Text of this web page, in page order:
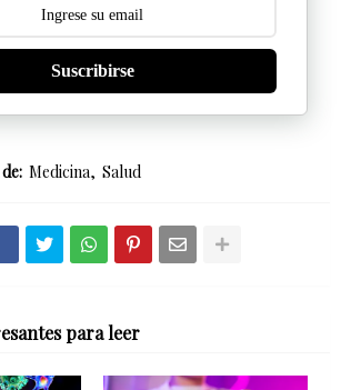
Suscribirse
Medicina Salud
para leer